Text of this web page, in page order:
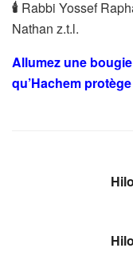
🕯 Rabbi Yossef
Nathan z.t.l.
Allumez une
qu’Hachem